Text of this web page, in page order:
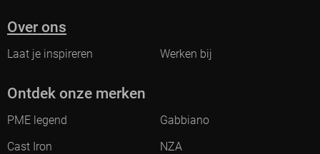
Over ons
Laat je inspireren Werken bij
Ontdek onze merken
PME legend
Gabbiano
Cast Iron
NZA